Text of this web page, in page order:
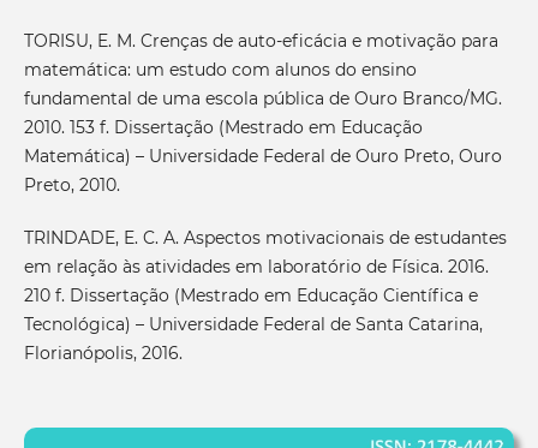
TORISU, E. M. Crenças de auto-eficácia e motivação para
matemática: um estudo com alunos do ensino
fundamental de uma escola pública de Ouro Branco/MG.
2010. 153 f. Dissertação (Mestrado em Educação
Matemática) – Universidade Federal de Ouro Preto, Ouro
Preto, 2010.
TRINDADE, E. C. A. Aspectos motivacionais de estudantes
em relação às atividades em laboratório de Física. 2016.
210 f. Dissertação (Mestrado em Educação Científica e
Tecnológica) – Universidade Federal de Santa Catarina,
Florianópolis, 2016.